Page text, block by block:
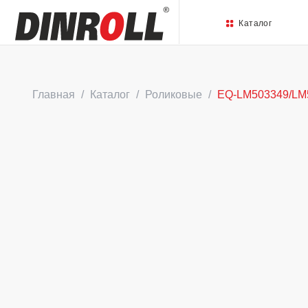
Каталог
Главная Каталог Роликовые EQ-LM503349/